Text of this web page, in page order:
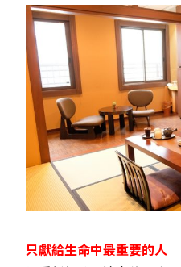
只獻給生命中最重要的人